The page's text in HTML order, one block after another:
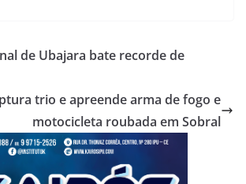
de Ubajara bate recorde de
trio e apreende arma de fogo e
motocicleta roubada em Sobral